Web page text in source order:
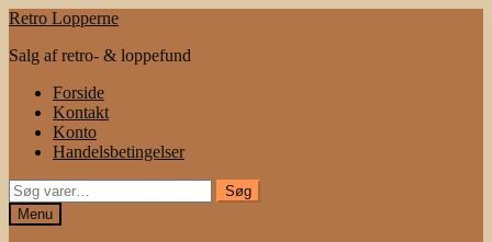
Spring
navigation
Spring
indhold
Retro Lopperne
Salg af retro- & loppefund
Forside
Kontakt
Konto
Handelsbetingelser
Søg
efter:
Søg
Menu